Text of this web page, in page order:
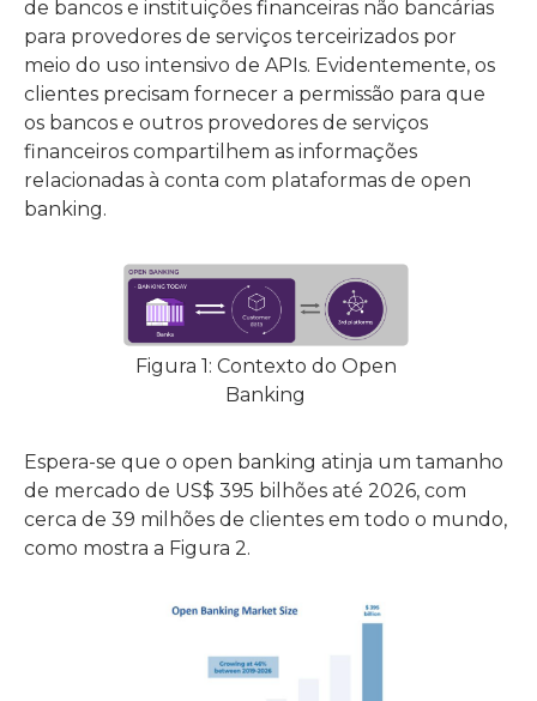
de bancos e instituições financeiras não bancárias
para provedores de serviços terceirizados por
meio do uso intensivo de APIs. Evidentemente, os
clientes precisam fornecer a permissão para que
os bancos e outros provedores de serviços
financeiros compartilhem as informações
relacionadas à conta com plataformas de open
banking.
Figura 1: Contexto do Open
Banking
Espera-se que o open banking atinja um tamanho
de mercado de US$ 395 bilhões até 2026, com
cerca de 39 milhões de clientes em todo o mundo,
como mostra a Figura 2.